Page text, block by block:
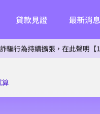
貸款見證 最新消息
續擴張，在此聲明【1.台灣理
算